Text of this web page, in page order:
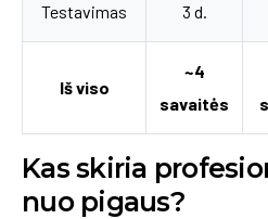
Testavimas 3 d.
Iš viso
~4
savaitės
Kas skiria
nuo pigaus?